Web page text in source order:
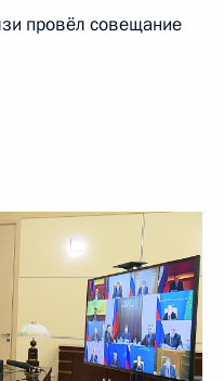
провёл совещание